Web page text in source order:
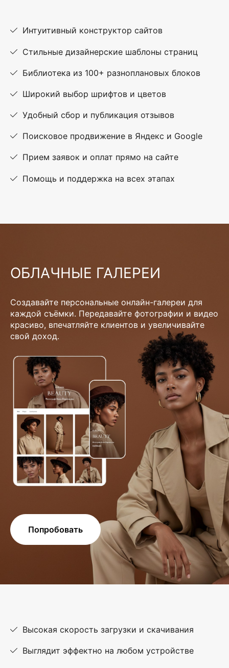
Интуитивный конструктор сайтов
Стильные дизайнерские шаблоны страниц
Библиотека из 100+ разноплановых блоков
Широкий выбор шрифтов и цветов
Удобный сбор и публикация отзывов
Поисковое продвижение в Яндекс и Google
Прием заявок и оплат прямо на сайте
Помощь и поддержка на всех этапах
ОБЛАЧНЫЕ ГАЛЕРЕИ
Создавайте персональные онлайн-галереи для
каждой съёмки. Передавайте фотографии и видео
красиво, впечатляйте клиентов и увеличивайте
свой доход.
Попробовать
Высокая скорость загрузки и скачивания
Выглядит эффектно на любом устройстве